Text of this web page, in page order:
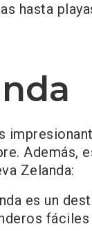
hasta
Además,
Zelanda:
es un